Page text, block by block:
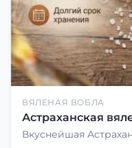
ВЯЛЕНАЯ ВОБЛА
Астраханская
Вкуснейшая